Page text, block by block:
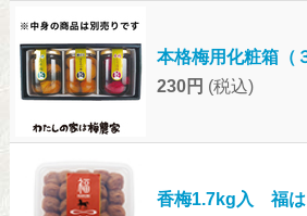
本格梅用化粧箱（
230円 (税込)
香梅1.7kg入 福は